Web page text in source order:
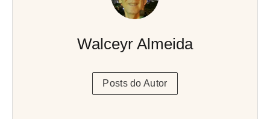
Walceyr Almeida
Posts do Autor